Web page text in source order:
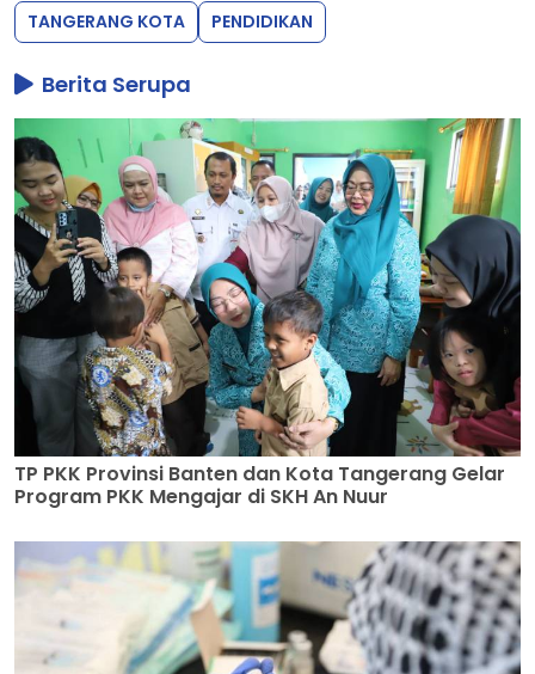
TANGERANG KOTA PENDIDIKAN
Berita Serupa
TP PKK Provinsi Banten dan Kota Tangerang Gelar
Program PKK Mengajar di SKH An Nuur